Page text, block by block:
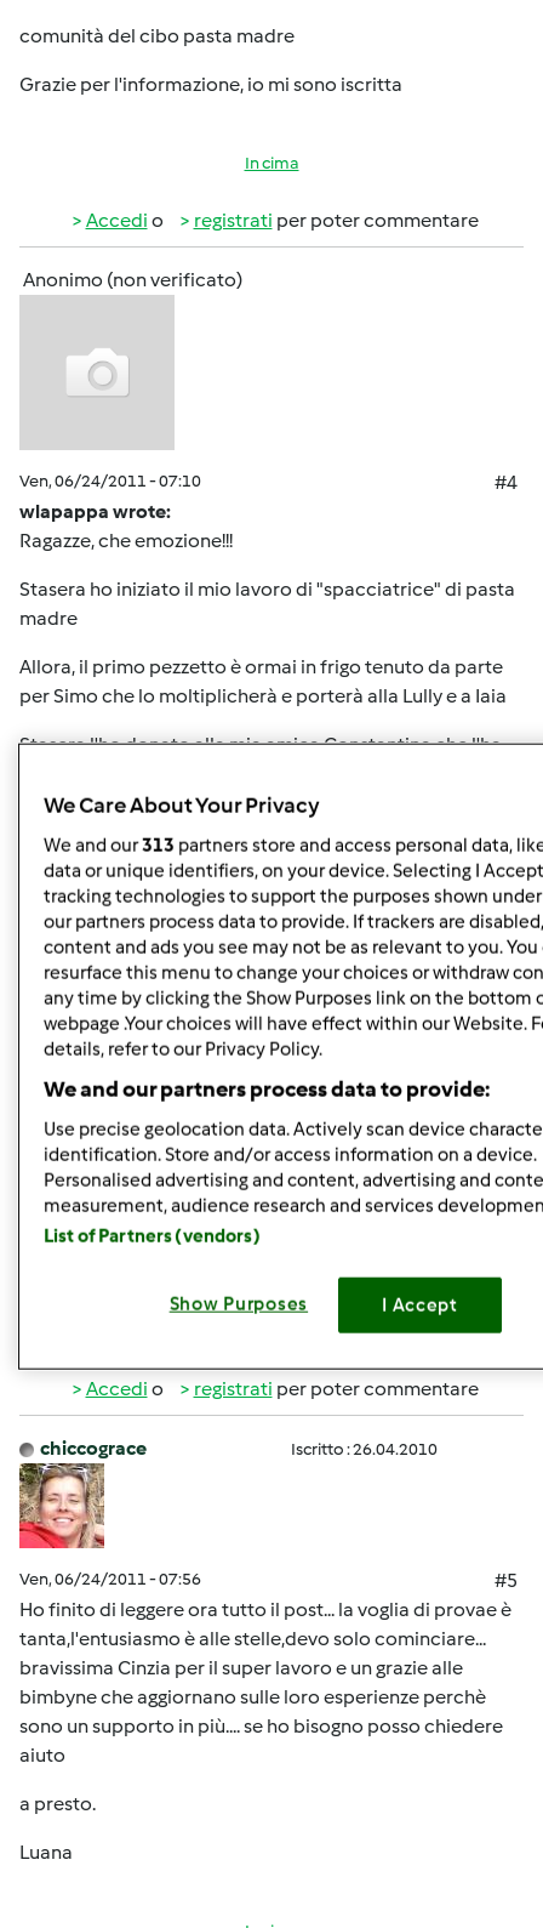
comunità del cibo pasta madre
Grazie per l'informazione, io mi sono iscritta
In cima
Accedi o registrati per poter commentare
Anonimo (non verificato)
Ven, 06/24/2011 - 07:10
#4
wlapappa wrote:
Ragazze, che emozione!!!
Stasera ho iniziato il mio lavoro di "spacciatrice" di pasta
madre
Allora, il primo pezzetto è ormai in frigo tenuto da parte
per Simo che lo moltiplicherà e porterà alla Lully e a Iaia
Stasera l'ho donato alla mia amica Constantina che l'ha
coccolare
Eccoci immortalate nel momento del passa-pasta-
madre
Adesso Consta mi raccomando!!! Tienici informate sulle
tue prove
wowowowwwww che emozione... io ho vissuto la
consegna a 300km di distanza ma quasi dal vivo (deo ex
machina il cellulare......) e ho anche sentito per la prima
volta la viva voce di Constantina!!!!!!!! Questa centenaria è
piena di attenzioni da tantissimi fans!!!!! Un bacione alla
spacciatrice di genuinità cin e uno alla dolcissima Consta
8che è una gran bella figlila e ha una voce splendida).....
Accedi o registrati per poter commentare
chiccograce Iscritto : 26.04.2010
Ven, 06/24/2011 - 07:56
#5
Ho finito di leggere ora tutto il post... la voglia di provae è
tanta,l'entusiasmo è alle stelle,devo solo cominciare...
bravissima Cinzia per il super lavoro e un grazie alle
bimbyne che aggiornano sulle loro esperienze perchè
sono un supporto in più.... se ho bisogno posso chiedere
aiuto
a presto.
Luana
We Care About Your Privacy
We and our313 partners store and access personal data,
data or unique identifiers, on your device. Selecting I
tracking technologies to support the purposes shown
our partners process data to provide. If trackers are
content and ads you see may not be as relevant to you. You
resurface this menu to change your choices or withdraw
any time by clicking the Show Purposes link on the bottom
webpage .Your choices will have effect within our Website.
details, refer to our Privacy Policy.
We and our partners process data to provide:
Use precise geolocation data. Actively scan device
identification. Store and/or access information on a device.
Personalised advertising and content, advertising and
measurement, audience research and services
List of Partners (vendors)
Show Purposes I Accept